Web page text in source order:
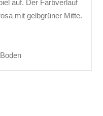
auf. Der Farbverlauf
mit gelbgrüner Mitte.